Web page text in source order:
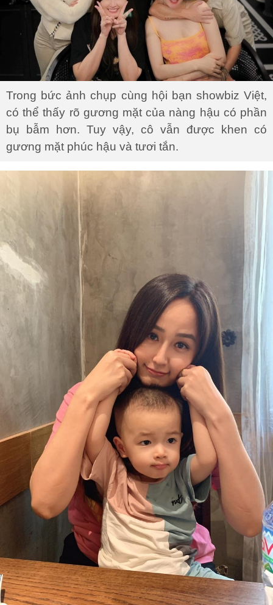
Trong bức ảnh chụp cùng hội bạn showbiz Việt,
có thể thấy rõ gương mặt của nàng hậu có phần
bụ bẫm hơn. Tuy vậy, cô vẫn được khen có
gương mặt phúc hậu và tươi tắn.